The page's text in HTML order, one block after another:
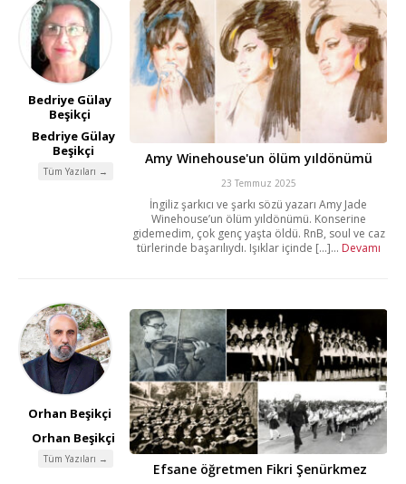
Bedriye Gülay
Beşikçi
Bedriye Gülay
Beşikçi
Tüm Yazıları →
Amy Winehouse'un ölüm yıldönümü
23 Temmuz 2025
İngiliz şarkıcı ve şarkı sözü yazarı Amy Jade
Winehouse’un ölüm yıldönümü. Konserine
gidemedim, çok genç yaşta öldü. RnB, soul ve caz
türlerinde başarılıydı. Işıklar içinde [...]... Devamı
Orhan Beşikçi
Orhan Beşikçi
Tüm Yazıları →
Efsane öğretmen Fikri Şenürkmez